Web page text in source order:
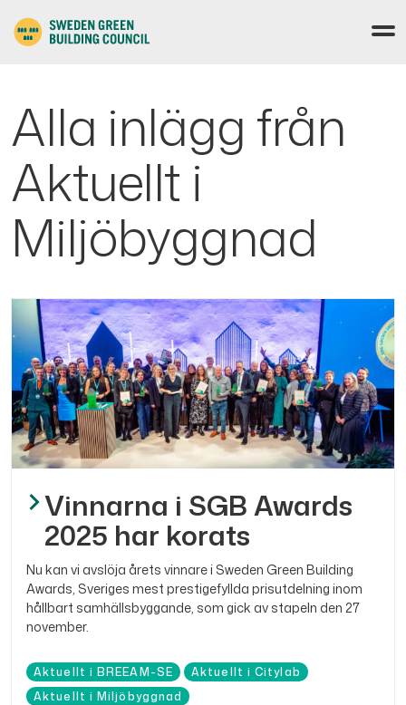
Alla inlägg från
Aktuellt i
Miljöbyggnad
Vinnarna i SGB Awards
2025 har korats
Nu kan vi avslöja årets vinnare i Sweden Green Building
Awards, Sveriges mest prestigefyllda prisutdelning inom
hållbart samhällsbyggande, som gick av stapeln den 27
november.
Aktuellt i BREEAM-SE
Aktuellt i Citylab
Aktuellt i Miljöbyggnad